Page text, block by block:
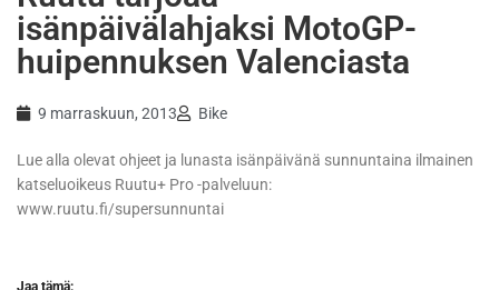
isänpäivälahjaksi MotoGP-
huipennuksen Valenciasta
9 marraskuun, 2013 Bike
Lue alla olevat ohjeet ja lunasta isänpäivänä sunnuntaina ilmainen
katseluoikeus Ruutu+ Pro -palveluun:
www.ruutu.fi/supersunnuntai